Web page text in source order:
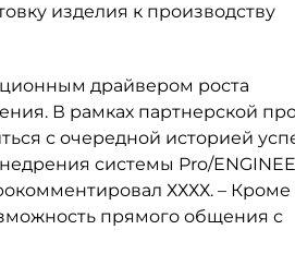
изделия к производству
драйвером роста
В рамках партнерской
с очередной историей
системы Pro/
ХХХХ. – Кроме
прямого общения с